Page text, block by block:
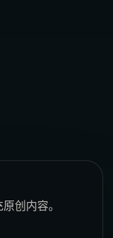
创内容。